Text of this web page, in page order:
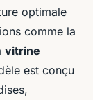
optimale
comme la
vitrine
est conçu